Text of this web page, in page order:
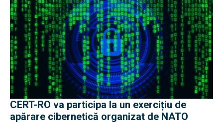
CERT-RO va participa la un exercițiu de
apărare cibernetică organizat de NATO